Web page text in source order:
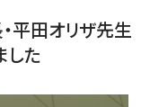
平田オリザ先生
した